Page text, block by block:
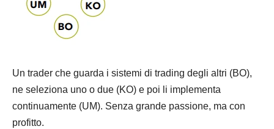
Un trader che guarda i sistemi di trading degli altri (BO),
ne seleziona uno o due (KO) e poi li implementa
continuamente (UM). Senza grande passione, ma con
profitto.